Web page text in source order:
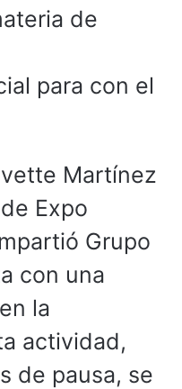
de
para con el
Martínez
Expo
Grupo
con una
la
actividad,
de pausa, se